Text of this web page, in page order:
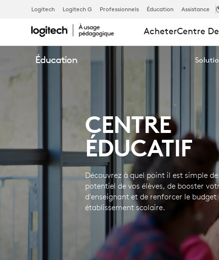
CENTRE
ÉDUCATIF
Logitech Logitech G Professionnels Éducation Assistance
AcheterCentre
Éducation
CENTRE
ÉDUCATIF
Découvrez à quel point il est simple
potentiel de vos élèves, de booster
d'enseignant et de renforcer le budget
établissement scolaire.